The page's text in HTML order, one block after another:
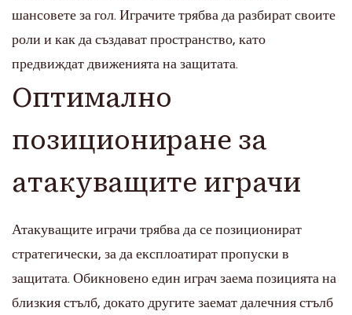
шансовете за гол. Играчите трябва да разбират своите
роли и как да създават пространство, като
предвиждат движенията на защитата.
Оптимално
позициониране за
атакуващите играчи
Атакуващите играчи трябва да се позиционират
стратегически, за да експлоатират пропуски в
защитата. Обикновено един играч заема позицията на
близкия стълб, докато другите заемат далечния стълб